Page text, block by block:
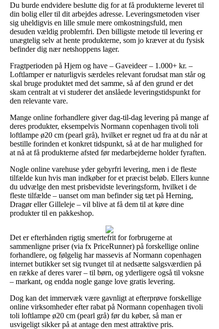
Du burde endvidere beslutte dig for at få produkterne leveret til
din bolig eller til dit arbejdes adresse. Leveringsmetoden viser
sig uheldigvis en lille smule mere omkostningsfuld, men
desuden vældig problemfri. Den billigste metode til levering er
unægtelig selv at hente produkterne, som jo kræver at du fysisk
befinder dig nær netshoppens lager.
Fragtperioden på Hjem og have – Gaveideer – 1.000+ kr. –
Loftlamper er naturligvis særdeles relevant forudsat man står og
skal bruge produktet med det samme, så af den grund er det
skam centralt at vi studerer det anslåede leveringstidspunkt for
den relevante vare.
Mange online forhandlere giver dag-til-dag levering på mange af
deres produkter, eksempelvis Normann copenhagen tivoli toli
loftlampe ø20 cm (pearl grå), hvilket er regnet ud fra at du når at
bestille forinden et konkret tidspunkt, så at de har mulighed for
at nå at få produkterne afsted før medarbejderne holder fyraften.
Nogle online varehuse yder gebyrfri levering, men i de fleste
tilfælde kun hvis man indkøber for et præcist beløb. Ellers kunne
du udvælge den mest prisbevidste leveringsform, hvilket i de
fleste tilfælde – uanset om man befinder sig tæt på Herning,
Dragør eller Gilleleje – vil blive at få dem til at køre dine
produkter til en pakkeshop.
Det er efterhånden rigtig smertefrit for forbrugerne at
sammenligne priser (via fx PriceRunner) på forskellige online
forhandlere, og følgelig har massevis af Normann copenhagen
internet butikker set sig tvunget til at nedsætte salgsværdien på
en række af deres varer – til børn, og yderligere også til voksne
– markant, og endda nogle gange love gratis levering.
Dog kan det immervæk være gavnligt at efterprøve forskellige
online virksomheder efter rabat på Normann copenhagen tivoli
toli loftlampe ø20 cm (pearl grå) før du køber, så man er
usvigeligt sikker på at antage den mest attraktive pris.